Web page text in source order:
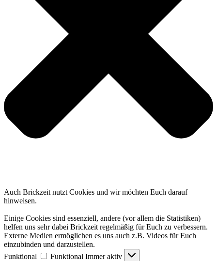
Auch Brickzeit nutzt Cookies und wir möchten Euch darauf
hinweisen.
Einige Cookies sind essenziell, andere (vor allem die Statistiken)
helfen uns sehr dabei Brickzeit regelmäßig für Euch zu verbessern.
Externe Medien ermöglichen es uns auch z.B. Videos für Euch
einzubinden und darzustellen.
Funktional
Funktional Immer aktiv